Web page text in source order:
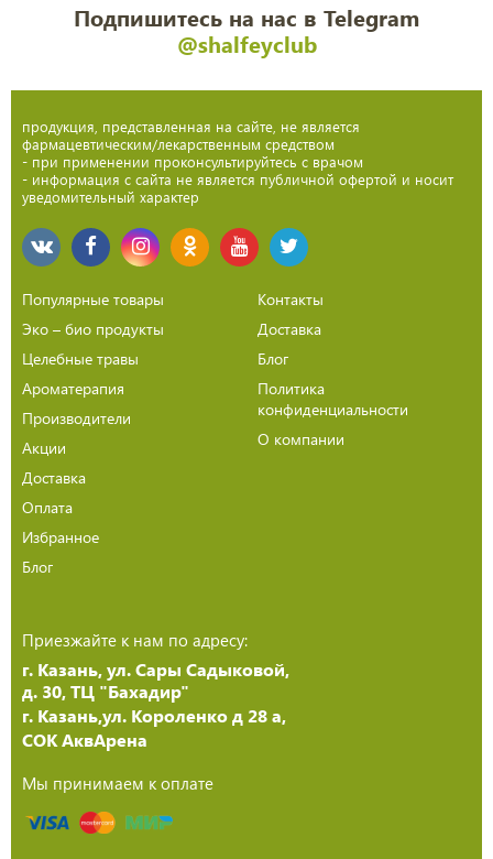
Подпишитесь на нас в Telegram
@shalfeyclub
продукция, представленная на сайте, не является
фармацевтическим/лекарственным средством
- при применении проконсультируйтесь с врачом
- информация с сайта не является публичной офертой и носит
уведомительный характер
Популярные товары
Эко – био продукты
Целебные травы
Ароматерапия
Производители
Акции
Доставка
Оплата
Избранное
Блог
Контакты
Доставка
Блог
Политика
конфиденциальности
О компании
Приезжайте к нам по адресу:
г. Казань, ул. Сары Садыковой,
д. 30, ТЦ "Бахадир"
г. Казань,ул. Короленко д 28 а,
СОК АквАрена
Мы принимаем к оплате